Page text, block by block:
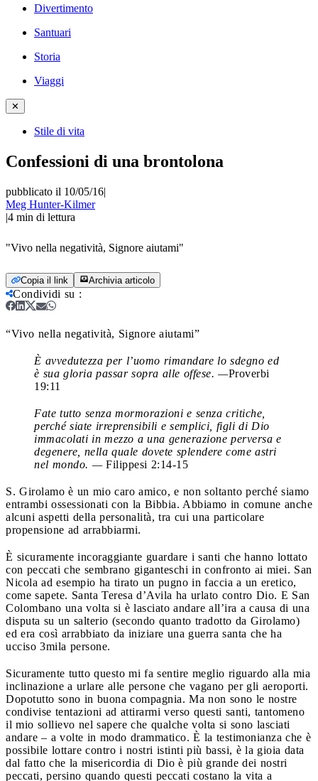
Divertimento
Santuari
Storia
Viaggi
✕
Stile di vita
Confessioni di una brontolona
pubblicato il 10/05/16|
Meg Hunter-Kilmer
|4 min di lettura
"Vivo nella negatività, Signore aiutami"
Copia il link Archivia articolo
Condividi su :
“Vivo nella negatività, Signore aiutami”
È avvedutezza per l’uomo rimandare lo sdegno ed
è sua gloria passar sopra alle offese. —Proverbi
19:11
Fate tutto senza mormorazioni e senza critiche,
perché siate irreprensibili e semplici, figli di Dio
immacolati in mezzo a una generazione perversa e
degenere, nella quale dovete splendere come astri
nel mondo. — Filippesi 2:14-15
S. Girolamo è un mio caro amico, e non soltanto perché siamo
entrambi ossessionati con la Bibbia. Abbiamo in comune anche
alcuni aspetti della personalità, tra cui una particolare
propensione ad arrabbiarmi.
È sicuramente incoraggiante guardare i santi che hanno lottato
con peccati che sembrano giganteschi in confronto ai miei. San
Nicola ad esempio ha tirato un pugno in faccia a un eretico,
come sapete. Santa Teresa d’Avila ha urlato contro Dio. E San
Colombano una volta si è lasciato andare all’ira a causa di una
disputa su un salterio (secondo quanto tradotto da Girolamo)
ed era così arrabbiato da iniziare una guerra santa che ha
ucciso 3mila persone.
Sicuramente tutto questo mi fa sentire meglio riguardo alla mia
inclinazione a urlare alle persone che vagano per gli aeroporti.
Dopotutto sono in buona compagnia. Ma non sono le nostre
condivise tentazioni ad attirarmi verso questi santi, tantomeno
il mio sollievo nel sapere che qualche volta si sono lasciati
andare – a volte in modo drammatico. È la testimonianza che è
possibile lottare contro i nostri istinti più bassi, è la gioia data
dal fatto che la misericordia di Dio è più grande dei nostri
peccati, persino quando questi peccati costano la vita a